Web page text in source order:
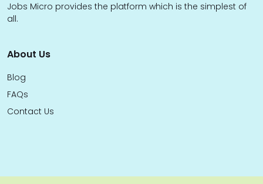
Jobs Micro provides the platform which is the simplest of
all.
About Us
Blog
FAQs
Contact Us